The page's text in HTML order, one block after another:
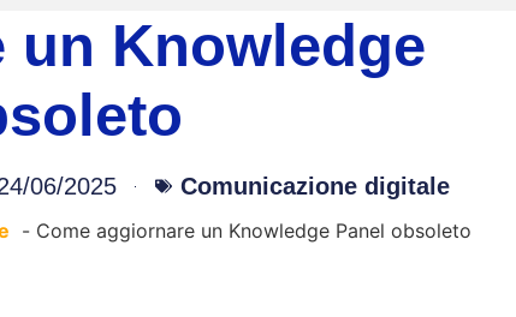
un Knowledge
06/2025 Comunicazione digitale
Come aggiornare un Knowledge Panel obsoleto